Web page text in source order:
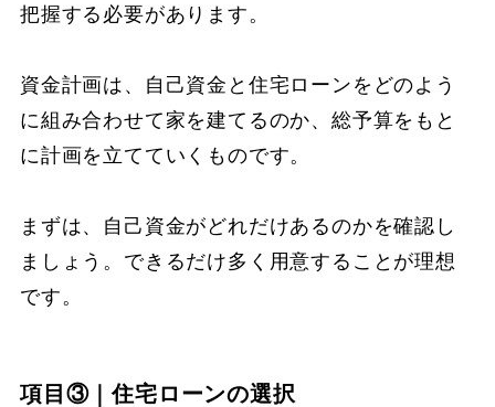
把握する必要があります。
資金計画は、自己資金と住宅ローンをどのよう
に組み合わせて家を建てるのか、総予算をもと
に計画を立てていくものです。
まずは、自己資金がどれだけあるのかを確認し
ましょう。できるだけ多く用意することが理想
です。
項目③｜住宅ローンの選択